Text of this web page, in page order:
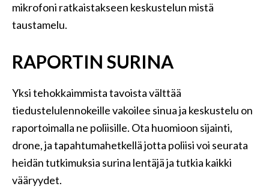
mikrofoni ratkaistakseen keskustelun mistä
taustamelu.
RAPORTIN SURINA
Yksi tehokkaimmista tavoista välttää
tiedustelulennokeille vakoilee sinua ja keskustelu on
raportoimalla ne poliisille. Ota huomioon sijainti,
drone, ja tapahtumahetkellä jotta poliisi voi seurata
heidän tutkimuksia surina lentäjä ja tutkia kaikki
vääryydet.